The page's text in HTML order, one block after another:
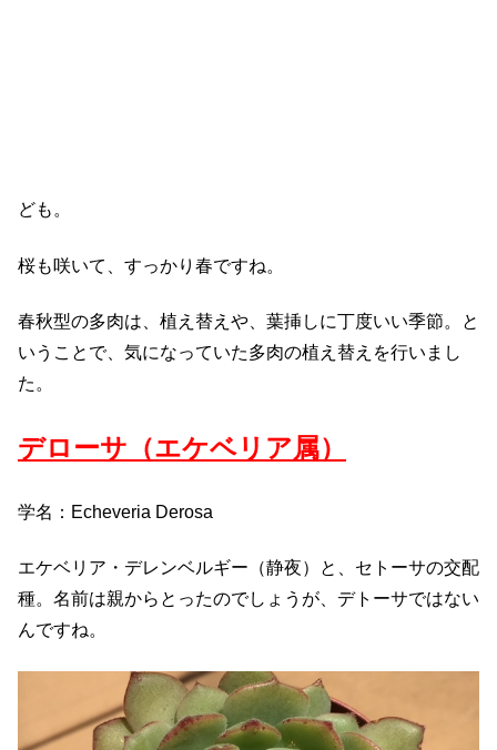
ども。
桜も咲いて、すっかり春ですね。
春秋型の多肉は、植え替えや、葉挿しに丁度いい季節。と
いうことで、気になっていた多肉の植え替えを行いまし
た。
デローサ（エケベリア属）
学名：Echeveria Derosa
エケベリア・デレンベルギー（静夜）と、セトーサの交配
種。名前は親からとったのでしょうが、デトーサではない
んですね。